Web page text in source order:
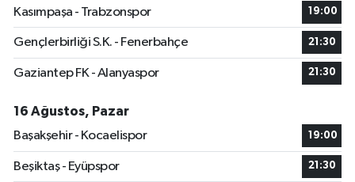
Kasımpaşa - Trabzonspor 19:00
Gençlerbirliği S.K. - Fenerbahçe 21:30
Gaziantep FK - Alanyaspor 21:30
16 Ağustos, Pazar
Başakşehir - Kocaelispor
19:00
Beşiktaş - Eyüpspor 21:30